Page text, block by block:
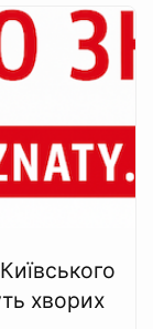
хворих